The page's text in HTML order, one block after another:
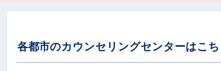
各都市のカウンセリングセンターはこ